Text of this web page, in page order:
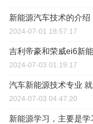
新能源汽车技术的介绍
2024-07-01 18:57:17
吉利帝豪和荣威ei6新
2024-07-03 01:19:17
汽车新能源技术专业
2024-07-03 04:47:20
新能源学习，主要是